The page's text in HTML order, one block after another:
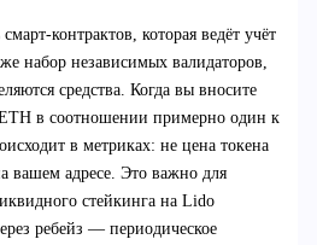
которая ведёт учёт
набор независимых валидаторов,
средства. Когда вы вносите
в соотношении примерно один к
в метриках: не цена токена
вашем адресе. Это важно для
стейкинга на Lido
ребейз — периодическое